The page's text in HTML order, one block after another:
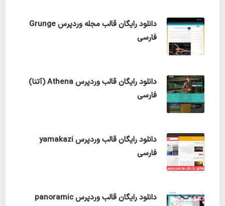
دانلود رایگان قالب مجله وردپرس Grunge
فارسی
دانلود رایگان قالب وردپرس Athena (آتنا)
فارسی
دانلود رایگان قالب وردپرس yamakazi
فارسی
دانلود رایگان قالب وردپرس panoramic